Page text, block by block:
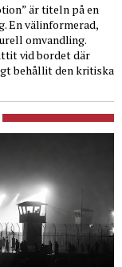
är titeln på en
En välinformerad,
omvandling.
vid bordet där
behållit den kritiska